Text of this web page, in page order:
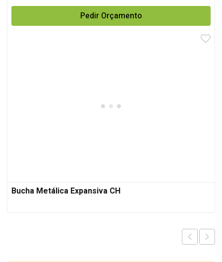
Pedir Orçamento
Bucha Metálica Expansiva CH